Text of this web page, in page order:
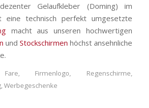
Gelaufkleber (Doming) im
eine technisch perfekt umgesetzte
macht aus unseren hochwertigen
und Stockschirmen höchst ansehnliche
Fare, Firmenlogo, Regenschirme,
,Werbegeschenke